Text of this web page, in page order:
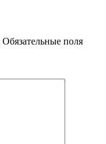
Обязательные поля